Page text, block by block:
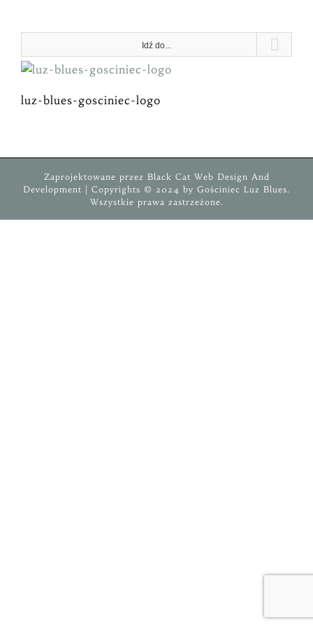
Idź do...
luz-blues-gosciniec-logo
Zaprojektowane przez Black Cat Web Design And
Development | Copyrights © 2024 by Gościniec Luz Blues.
Wszystkie prawa zastrzeżone.